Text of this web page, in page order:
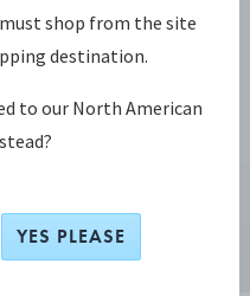
shop from the site
destination.
to our North American
YES PLEASE